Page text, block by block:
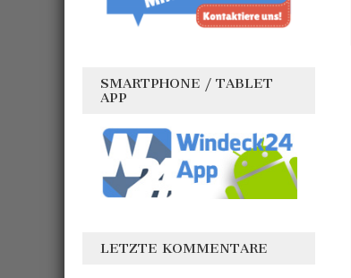
SMARTPHONE / TABLET
APP
LETZTE KOMMENTARE